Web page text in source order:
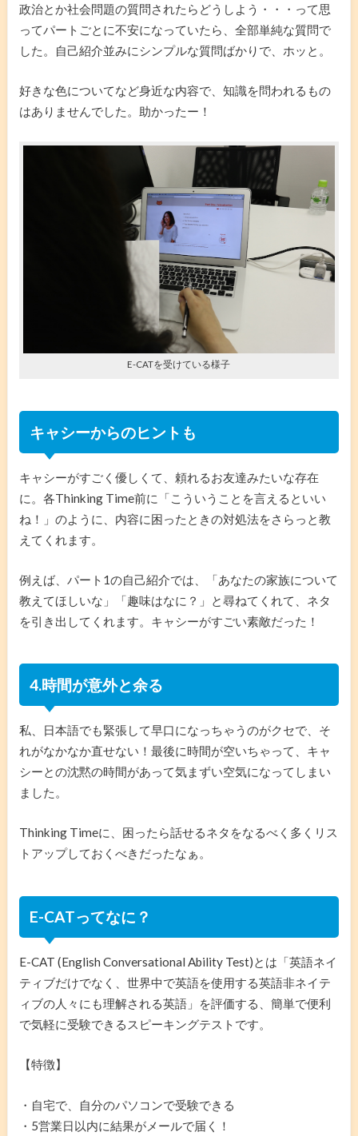
政治とか社会問題の質問されたらどうしよう・・・って思
ってパートごとに不安になっていたら、全部単純な質問で
した。自己紹介並みにシンプルな質問ばかりで、ホッと。
好きな色についてなど身近な内容で、知識を問われるもの
はありませんでした。助かったー！
E-CATを受けている様子
キャシーからのヒントも
キャシーがすごく優しくて、頼れるお友達みたいな存在
に。各Thinking Time前に「こういうことを言えるといい
ね！」のように、内容に困ったときの対処法をさらっと教
えてくれます。
例えば、パート1の自己紹介では、「あなたの家族について
教えてほしいな」「趣味はなに？」と尋ねてくれて、ネタ
を引き出してくれます。キャシーがすごい素敵だった！
4.時間が意外と余る
私、日本語でも緊張して早口になっちゃうのがクセで、そ
れがなかなか直せない！最後に時間が空いちゃって、キャ
シーとの沈黙の時間があって気まずい空気になってしまい
ました。
Thinking Timeに、困ったら話せるネタをなるべく多くリス
トアップしておくべきだったなぁ。
E-CATってなに？
E-CAT (English Conversational Ability Test)とは「英語ネイ
ティブだけでなく、世界中で英語を使用する英語非ネイテ
ィブの人々にも理解される英語」を評価する、簡単で便利
で気軽に受験できるスピーキングテストです。
【特徴】
・自宅で、自分のパソコンで受験できる
・5営業日以内に結果がメールで届く！